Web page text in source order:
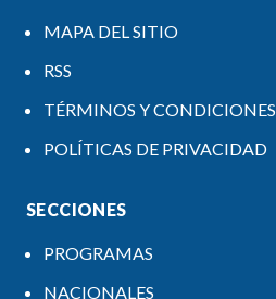
MAPA DEL SITIO
RSS
TÉRMINOS Y CONDICIONES
POLÍTICAS DE PRIVACIDAD
SECCIONES
PROGRAMAS
NACIONALES